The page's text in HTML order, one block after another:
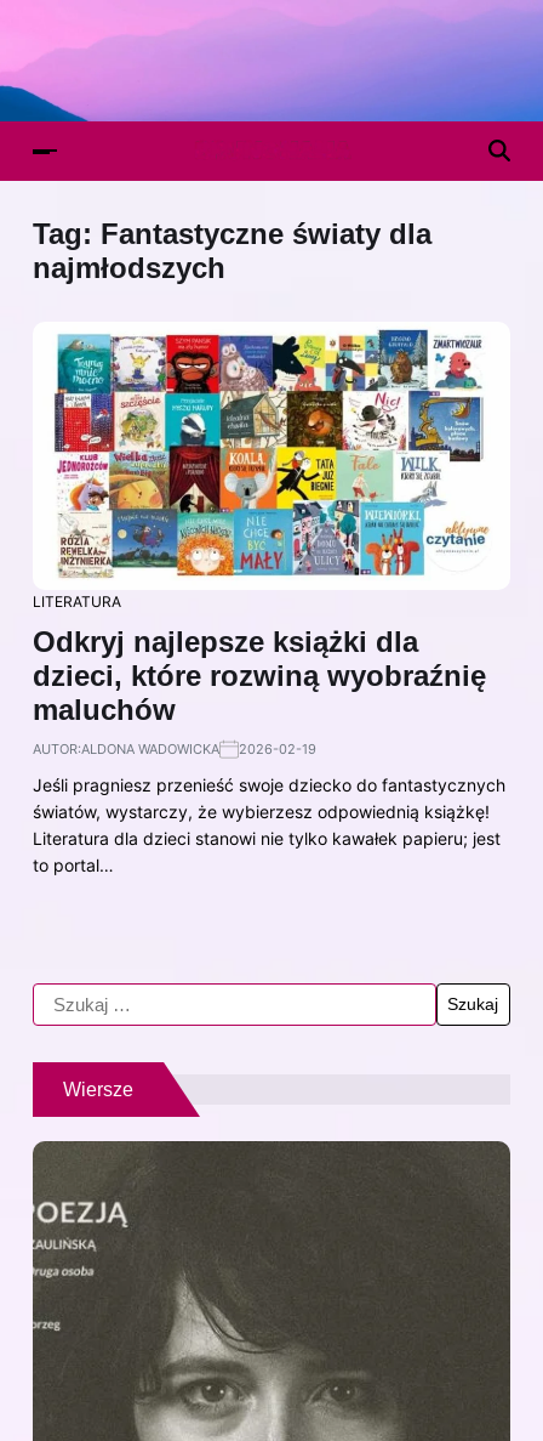
Tag: Fantastyczne światy dla
najmłodszych
LITERATURA
Odkryj najlepsze książki dla
dzieci, które rozwiną wyobraźnię
maluchów
AUTOR:ALDONA WADOWICKA 2026-02-19
Jeśli pragniesz przenieść swoje dziecko do fantastycznych
światów, wystarczy, że wybierzesz odpowiednią książkę!
Literatura dla dzieci stanowi nie tylko kawałek papieru; jest
to portal…
Wiersze